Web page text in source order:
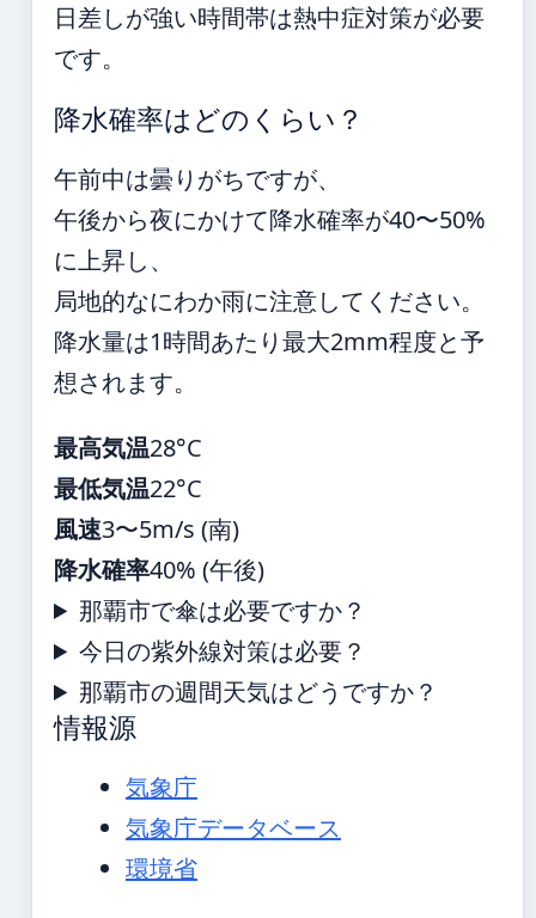
日差しが強い時間帯は熱中症対策が必要
です。
降水確率はどのくらい？
午前中は曇りがちですが、
午後から夜にかけて降水確率が40〜50%
に上昇し、
局地的なにわか雨に注意してください。
降水量は1時間あたり最大2mm程度と予
想されます。
最高気温28°C
最低気温22°C
風速3〜5m/s (南)
降水確率40% (午後)
那覇市で傘は必要ですか？
今日の紫外線対策は必要？
那覇市の週間天気はどうですか？
情報源
気象庁
気象庁データベース
環境省